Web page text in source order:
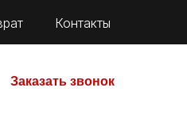
Контакты
Заказать звонок